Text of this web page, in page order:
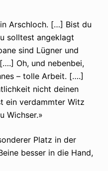
Arschloch. […] Bist du
solltest angeklagt
sind Lügner und
Oh, und nebenbei,
– tolle Arbeit. [….]
nicht deinen
ein verdammter Witz
Wichser.»
Platz in der
besser in die Hand,